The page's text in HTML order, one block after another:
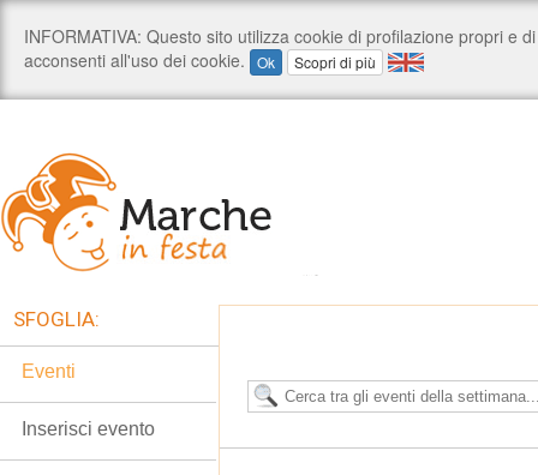
SFOGLIA:
Eventi
Inserisci evento